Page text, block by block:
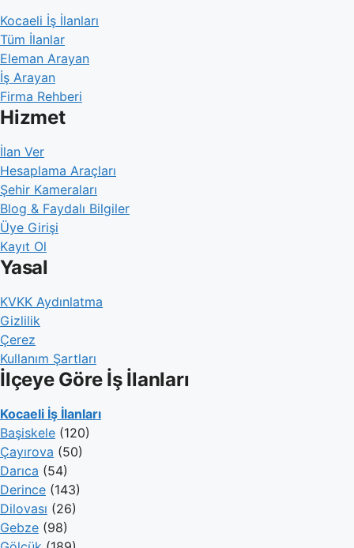
Kocaeli İş İlanları
Tüm İlanlar
Eleman Arayan
İş Arayan
Firma Rehberi
Hizmet
İlan Ver
Hesaplama Araçları
Şehir Kameraları
Blog & Faydalı Bilgiler
Üye Girişi
Kayıt Ol
Yasal
KVKK Aydınlatma
Gizlilik
Çerez
Kullanım Şartları
İlçeye Göre İş İlanları
Kocaeli İş İlanları
Başiskele (120)
Çayırova (50)
Darıca (54)
Derince (143)
Dilovası (26)
Gebze (98)